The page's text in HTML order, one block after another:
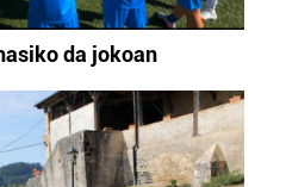
da jokoan